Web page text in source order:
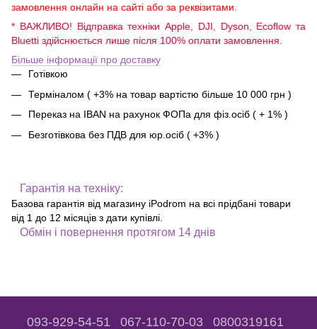
замовлення онлайн на сайті або за реквізитами.
* ВАЖЛИВО! Відправка техніки Apple, DJI, Dyson, Ecoflow та
Bluetti здійснюється лише після 100% оплати замовлення.
Більше інформації про доставку
Готівкою
Терміналом ( +3% на товар вартістю більше 10 000 грн )
Переказ на IBAN на рахунок ФОПа для фіз.осіб ( + 1% )
Безготівкова без ПДВ для юр.осіб ( +3% )
Гарантія на техніку:
Базова гарантія від магазину iPodrom на всі прідбані товари
від 1 до 12 місяців з дати купівлі.
Обмін і повернення протягом 14 днів
093-929-54-51 067-110-70-03 0800319161